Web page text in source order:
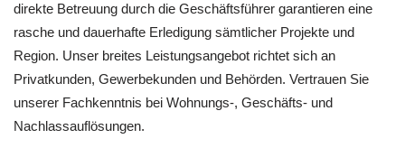
direkte Betreuung durch die Geschäftsführer garantieren eine
rasche und dauerhafte Erledigung sämtlicher Projekte und
Region. Unser breites Leistungsangebot richtet sich an
Privatkunden, Gewerbekunden und Behörden. Vertrauen Sie
unserer Fachkenntnis bei Wohnungs-, Geschäfts- und
Nachlassauflösungen.